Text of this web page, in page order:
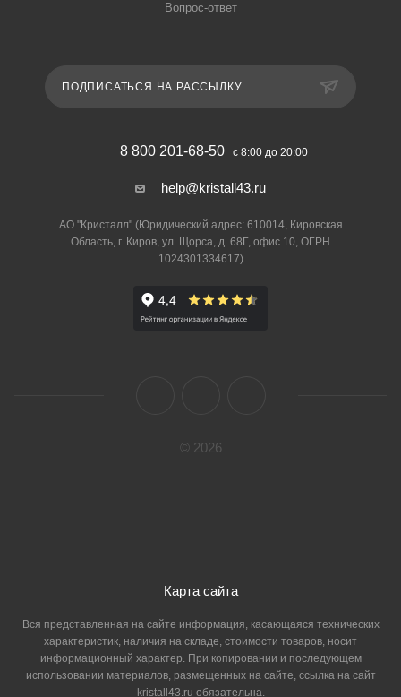
Вопрос-ответ
ПОДПИСАТЬСЯ НА РАССЫЛКУ
8 800 201-68-50 с 8:00 до 20:00
help@kristall43.ru
АО "Кристалл" (Юридический адрес: 610014, Кировская
Область, г. Киров, ул. Щорса, д. 68Г, офис 10, ОГРН
1024301334617)
© 2026
Карта сайта
Вся представленная на сайте информация, касающаяся технических
характеристик, наличия на складе, стоимости товаров, носит
информационный характер. При копировании и последующем
использовании материалов, размещенных на сайте, ссылка на сайт
kristall43.ru обязательна.